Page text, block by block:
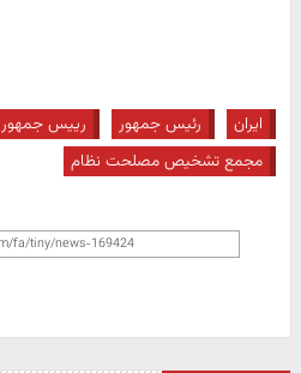
ایران رئیس جمهور رییس جمهور
مجمع تشخیص مصلحت نظام